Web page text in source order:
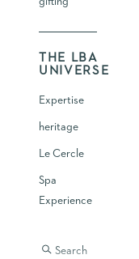
THE LBA
UNIVERSE
Expertise
heritage
Le Cercle
Spa
Experience
Search
DELETE